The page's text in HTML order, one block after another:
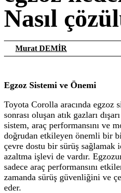
Nasıl
Murat DEMİR
Egzoz Sistemi ve Önemi
Toyota Corolla aracında egzoz
sonrası oluşan atık gazları
sistem, araç performansını ve
doğrudan etkileyen önemli bir
çevre dostu bir sürüş sağlamak
azaltma işlevi de vardır.
sadece araç performansını
zamanda sürüş güvenliğini ve
eder.